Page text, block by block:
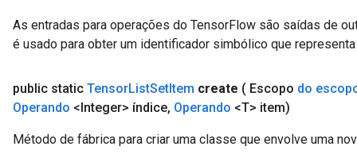
As entradas para operações do TensorFlow são saídas de
é usado para obter um identificador simbólico que
public static TensorListSetItem create ( Escopo do
Operando <Integer> índice, Operando <T> item)
Método de fábrica para criar uma classe que envolve uma